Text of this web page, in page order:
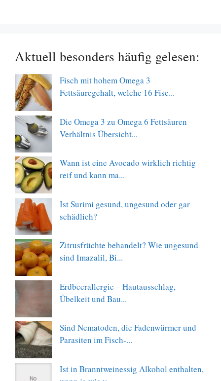
Aktuell besonders häufig gelesen:
Fisch mit hohem Omega 3
Fettsäuregehalt, welche 16 Fisc...
Die Omega 3 zu Omega 6 Fettsäuren
Verhältnis Übersicht...
Wann ist eine Avocado wirklich richtig
reif und kann ma...
Ist Surimi gesund, ungesund oder gar
schädlich?
Zitrusfrüchte behandelt? Wie ungesund
sind Imazalil, Bi...
Erdbeerallergie – Hautausschlag,
Übelkeit und Bau...
Sind Nematoden, die Fadenwürmer und
Parasiten im Fisch-...
Ist in Branntweinessig Alkohol enthalten,